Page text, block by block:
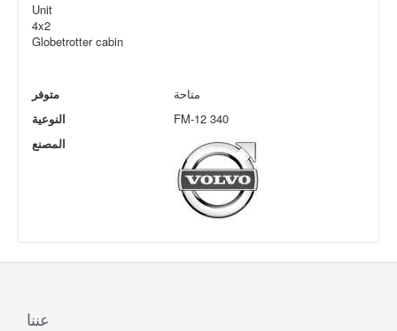
Unit
4x2
Globetrotter cabin
متوفر
متاحة
النوعية
FM-12 340
المصنع
عننا